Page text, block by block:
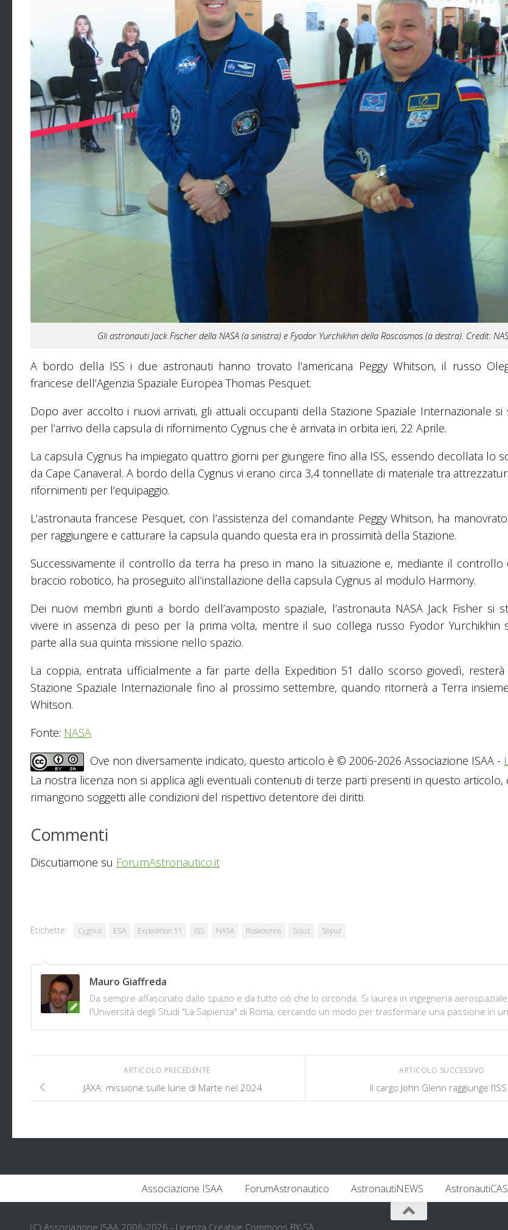
Gli astronauti Jack Fischer della NASA (a sinistra) e Fyodor Yurchikhin della Roscosmos (a destra). Credit:
A bordo della ISS i due astronauti hanno trovato l’americana Peggy Whitson, il russo
francese dell’Agenzia Spaziale Europea Thomas Pesquet.
Dopo aver accolto i nuovi arrivati, gli attuali occupanti della Stazione Spaziale Internazionale
per l’arrivo della capsula di rifornimento Cygnus che è arrivata in orbita ieri, 22 Aprile.
La capsula Cygnus ha impiegato quattro giorni per giungere fino alla ISS, essendo decollata lo
da Cape Canaveral. A bordo della Cygnus vi erano circa 3,4 tonnellate di materiale tra
rifornimenti per l’equipaggio.
L’astronauta francese Pesquet, con l’assistenza del comandante Peggy Whitson, ha
per raggiungere e catturare la capsula quando questa era in prossimità della Stazione.
Successivamente il controllo da terra ha preso in mano la situazione e, mediante il
braccio robotico, ha proseguito all’installazione della capsula Cygnus al modulo Harmony.
Dei nuovi membri giunti a bordo dell’avamposto spaziale, l’astronauta NASA Jack Fisher si
vivere in assenza di peso per la prima volta, mentre il suo collega russo Fyodor Yurchikhin
parte alla sua quinta missione nello spazio.
La coppia, entrata ufficialmente a far parte della Expedition 51 dallo scorso giovedì,
Stazione Spaziale Internazionale fino al prossimo settembre, quando ritornerà a Terra
Whitson.
Fonte: NASA
Ove non diversamente indicato, questo articolo è © 2006-2026 Associazione ISAA -
La nostra licenza non si applica agli eventuali contenuti di terze parti presenti in questo articolo,
rimangono soggetti alle condizioni del rispettivo detentore dei diritti.
Commenti
Discutiamone su ForumAstronautico.it
Etichette: Cygnus ESA Expedition 51 ISS NASA Roskosmos Sojuz Soyuz
Mauro Giaffreda
Da sempre affascinato dallo spazio e da tutto ciò che lo circonda. Si laurea in ingegneria
l'Università degli Studi "La Sapienza" di Roma, cercando un modo per trasformare una passione in
ARTICOLO SUCCESSIVO
Il cargo John Glenn raggiunge l’ISS
ARTICOLO PRECEDENTE
JAXA: missione sulle lune di Marte nel 2024
Associazione ISAA ForumAstronautico AstronautiNEWS
(C) Associazione ISAA 2006-2026 - Licenza Creative Commons BY-SA